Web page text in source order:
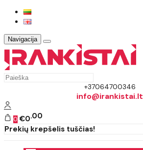
Navigacija
+37064700346
info@irankistai.lt
0 €0 00
Prekių krepšelis tuščias!